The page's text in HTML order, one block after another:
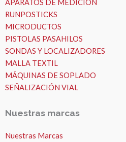
APARATOS DE MEDICIÓN
RUNPOSTICKS
MICRODUCTOS
PISTOLAS PASAHILOS
SONDAS Y LOCALIZADORES
MALLA TEXTIL
MÁQUINAS DE SOPLADO
SEÑALIZACIÓN VIAL
Nuestras marcas
Nuestras Marcas